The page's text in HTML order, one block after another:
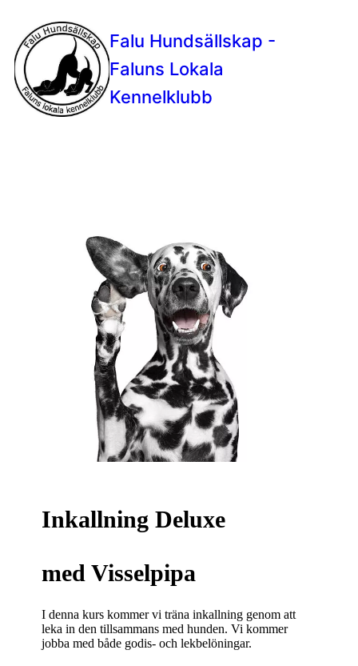
Falu Hundsällskap -
Faluns Lokala
Kennelklubb
Inkallning Deluxe
med Visselpipa
I denna kurs kommer vi träna inkallning genom att
leka in den tillsammans med hunden. Vi kommer
jobba med både godis- och lekbelöningar.